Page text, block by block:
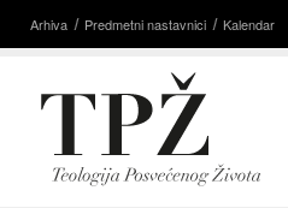
Arhiva Predmetni nastavnici Kalendar